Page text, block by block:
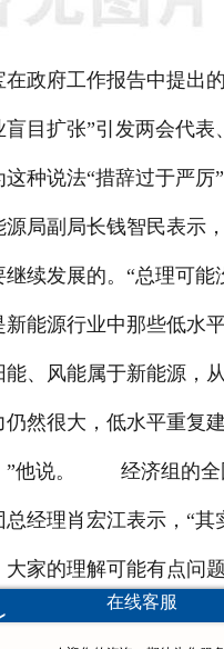
资质荣
联系我
在政府工作报告中提出
盲目扩张”引发两会代表
种说法“措辞过于严厉
局副局长钱智民表示
续发展的。“总理可能
能源行业中那些低水
、风能属于新能源，
然很大，低水平重复
”他说。 经济组的全
总经理肖宏江表示，“其
家的理解可能有点问
风机制造、多晶硅等
在线客服